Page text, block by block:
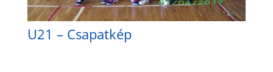
U21 – Csapatkép